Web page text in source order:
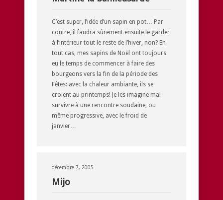
C’est super, l’idée d’un sapin en pot… Par
contre, il faudra sûrement ensuite le garder
à l’intérieur tout le reste de l’hiver, non? En
tout cas, mes sapins de Noël ont toujours
eu le temps de commencer à faire des
bourgeons vers la fin de la période des
Fêtes: avec la chaleur ambiante, ils se
croient au printemps! Je les imagine mal
survivre à une rencontre soudaine, ou
même progressive, avec le froid de
janvier…
décembre 7, 2005
Mijo